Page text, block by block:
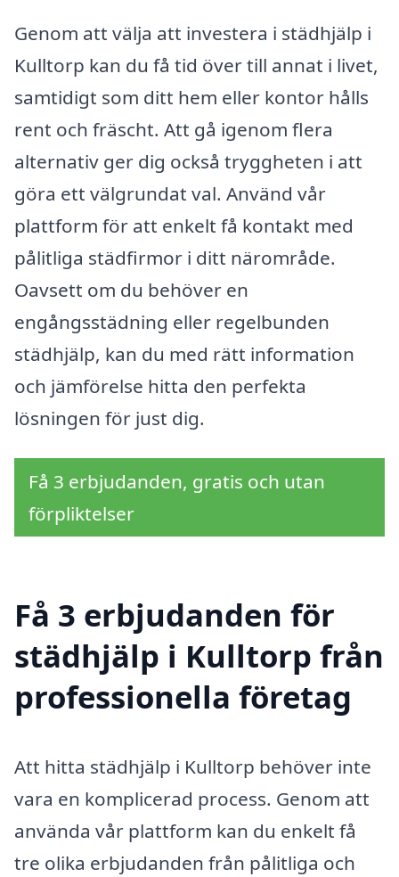
Genom att välja att investera i städhjälp i
Kulltorp kan du få tid över till annat i livet,
samtidigt som ditt hem eller kontor hålls
rent och fräscht. Att gå igenom flera
alternativ ger dig också tryggheten i att
göra ett välgrundat val. Använd vår
plattform för att enkelt få kontakt med
pålitliga städfirmor i ditt närområde.
Oavsett om du behöver en
engångsstädning eller regelbunden
städhjälp, kan du med rätt information
och jämförelse hitta den perfekta
lösningen för just dig.
Få 3 erbjudanden, gratis och utan
förpliktelser
Få 3 erbjudanden för
städhjälp i Kulltorp från
professionella företag
Att hitta städhjälp i Kulltorp behöver inte
vara en komplicerad process. Genom att
använda vår plattform kan du enkelt få
tre olika erbjudanden från pålitliga och